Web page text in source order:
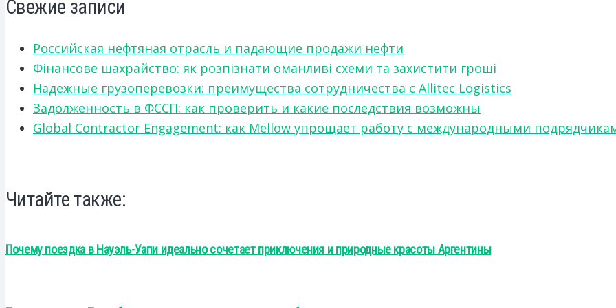
Свежие записи
Российская нефтяная отрасль и падающие продажи нефти
Фінансове шахрайство: як розпізнати оманливі схеми та захистити гроші
Надежные грузоперевозки: преимущества сотрудничества с Allitec Logistics
Задолженность в ФССП: как проверить и какие последствия возможны
Global Contractor Engagement: как Mellow упрощает работу с международными
Читайте также:
Почему поездка в Науэль-Уапи идеально сочетает приключения и природные красоты Аргентины